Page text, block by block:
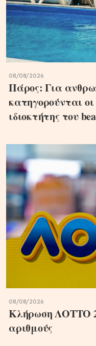
08/08/2026
Πάρος: Για
κατηγορούνται οι
ιδιοκτήτης του
08/08/2026
Κλήρωση ΛΟΤΤΟ
αριθμούς